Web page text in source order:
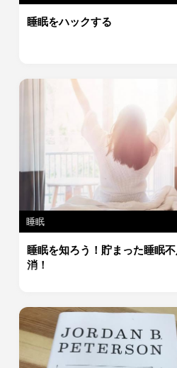
睡眠をハックする
睡眠
睡眠を知ろう！貯まった睡眠
消！